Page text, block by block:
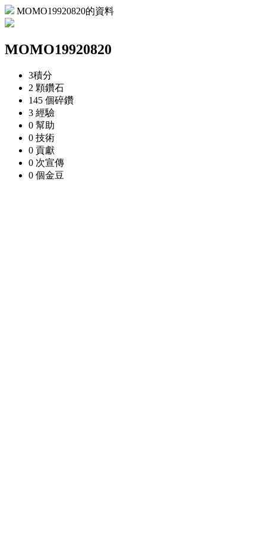
MOMO19920820的資料
MOMO19920820
3積分
2 顆鑽石
145 個碎鑽
3 經驗
0 幫助
0 技術
0 貢獻
0 次宣傳
0 個金豆